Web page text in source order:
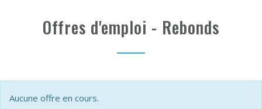
Offres d'emploi - Rebonds
Aucune offre en cours.